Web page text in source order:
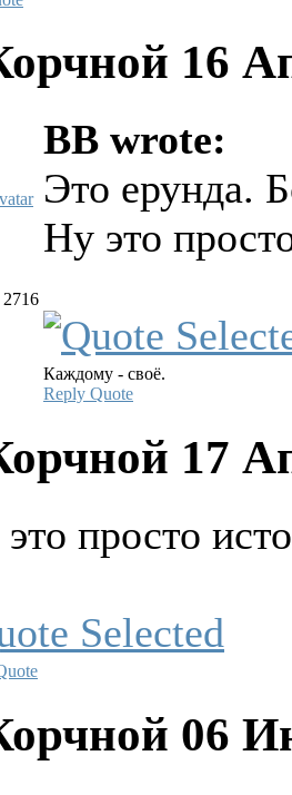
16
BB wrote:
Это ерунда.
Ну это
Каждому - своё.
Reply Quote
17
просто
06